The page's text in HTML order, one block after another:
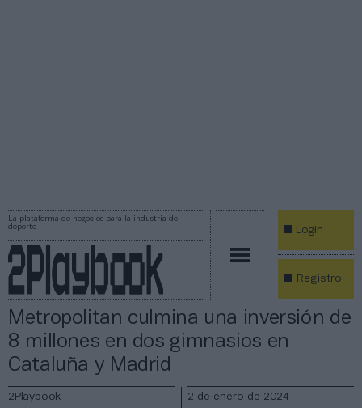
La plataforma de negocios para la industria del
deporte
Login
Registro
Metropolitan culmina una inversión de
8 millones en dos gimnasios en
Cataluña y Madrid
2Playbook 2 de enero de 2024